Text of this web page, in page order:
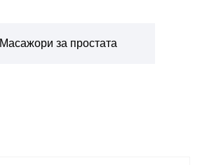
Масажори за простата